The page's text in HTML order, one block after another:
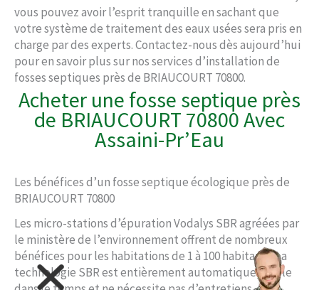
vous pouvez avoir l’esprit tranquille en sachant que
votre système de traitement des eaux usées sera pris en
charge par des experts. Contactez-nous dès aujourd’hui
pour en savoir plus sur nos services d’installation de
fosses septiques près de BRIAUCOURT 70800.
Acheter une fosse septique près
de BRIAUCOURT 70800 Avec
Assaini-Pr’Eau
Les bénéfices d’un fosse septique écologique près de
BRIAUCOURT 70800
Les micro-stations d’épuration Vodalys SBR agréées par
le ministère de l’environnement offrent de nombreux
bénéfices pour les habitations de 1 à 100 habitants. La
technologie SBR est entièrement automatique, fiable